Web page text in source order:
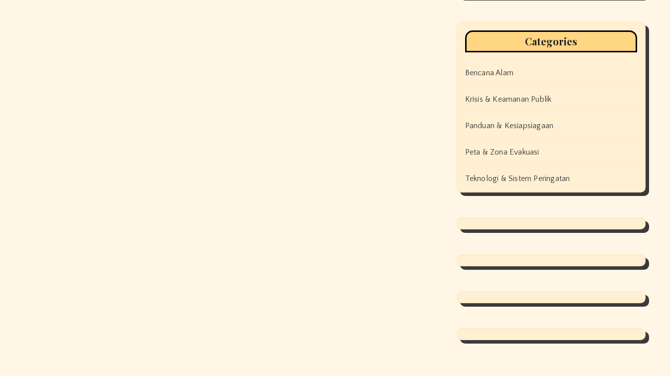
Categories
Bencana Alam
Krisis & Keamanan Publik
Panduan & Kesiapsiagaan
Peta & Zona Evakuasi
Teknologi & Sistem Peringatan